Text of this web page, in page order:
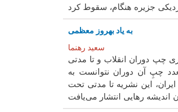
به یاد بهروز معظمی
سعید رهنما
چپ دوران انقلاب و تا مدتی
چپِ آن دوران نتوانست به
این نشریه تا مدتی تحت